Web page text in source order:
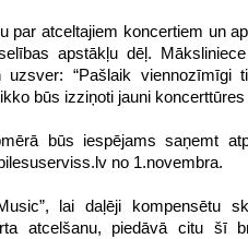
par atceltajiem koncertiem un
apstākļu dēļ.
“Pašlaik viennozīmīgi
būs izziņoti jauni koncerttūres
būs iespējams saņemt
no 1.novembra.
lai daļēji kompensētu
atcelšanu, piedāvā citu šī